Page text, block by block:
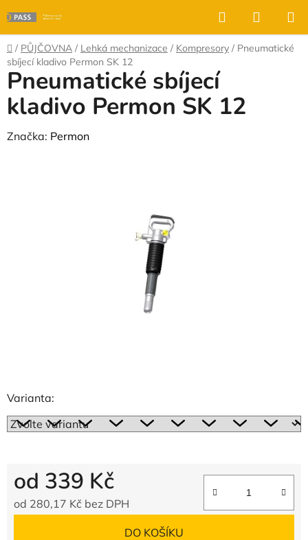
na
obsah
Hledat
KOŠÍK
Domů
/ PŮJČOVNA / Lehká mechanizace / Kompresory / Pneumatické
sbíjecí kladivo Permon SK 12
Varianta:
od 339 Kč
od 280,17 Kč bez DPH
DO KOŠÍKU
Pneumatické sbíjecí
kladivo Permon SK 12
Značka: Permon